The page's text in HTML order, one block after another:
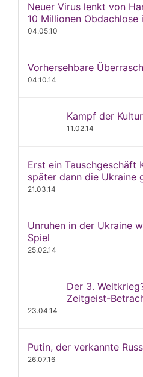
Neuer Virus lenkt von
10 Millionen Obdachlose
04.05.10
Vorhersehbare
04.10.14
Kampf der
11.02.14
Erst ein Tauschgeschäft
später dann die Ukraine
21.03.14
Unruhen in der Ukraine
Spiel
25.02.14
Der 3.
Zeitgeist-
23.04.14
Putin, der verkannte
26.07.16